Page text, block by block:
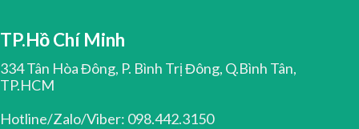
TP.Hồ Chí Minh
334 Tân Hòa Đông, P. Bình Trị Đông, Q.Bình Tân,
TP.HCM
Hotline/Zalo/Viber: 098.442.3150